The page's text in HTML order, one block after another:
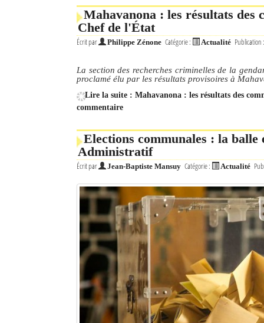
Mahavanona : les résultats des
Chef de l'État
Écrit par Philippe Zénone Catégorie : Actualité
La section des recherches criminelles de la
proclamé élu par les résultats provisoires à
Lire la suite : Mahavanona : les résultats des
commentaire
Elections communales : la
Administratif
Écrit par Jean-Baptiste Mansuy Catégorie : Actualité